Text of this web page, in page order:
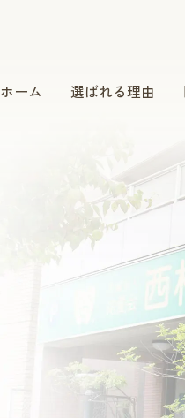
ホーム 選ばれる理由
セラミック
予防・メンテナンス